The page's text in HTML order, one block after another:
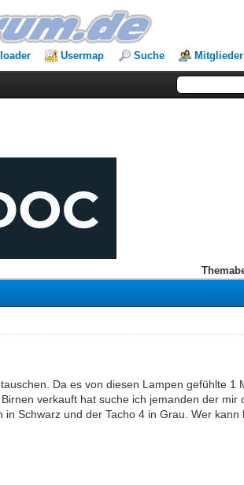
Usermap Suche Mitglieder
Da es von diesen Lampen gefühlte 1
verkauft hat suche ich jemanden der mir
Schwarz und der Tacho 4 in Grau. Wer kann